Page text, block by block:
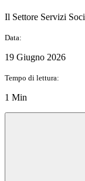
Il Settore Servizi
Data:
19 Giugno 2026
Tempo di lettura:
1 Min